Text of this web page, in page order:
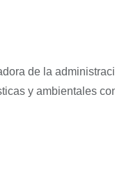
de la
y ambientales